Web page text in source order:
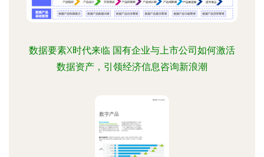
数据要素X时代来临 国有企业与上市公司如何激活
数据资产，引领经济信息咨询新浪潮